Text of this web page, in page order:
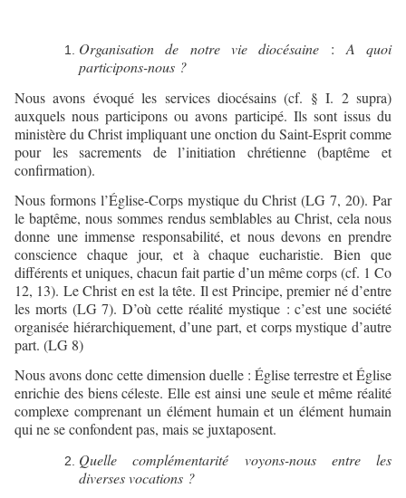
Organisation de notre vie diocésaine : A quoi
participons-nous ?
Nous avons évoqué les services diocésains (cf. § I. 2 supra)
auxquels nous participons ou avons participé. Ils sont issus du
ministère du Christ impliquant une onction du Saint-Esprit comme
pour les sacrements de l’initiation chrétienne (baptême et
confirmation).
Nous formons l’Église-Corps mystique du Christ (LG 7, 20). Par
le baptême, nous sommes rendus semblables au Christ, cela nous
donne une immense responsabilité, et nous devons en prendre
conscience chaque jour, et à chaque eucharistie. Bien que
différents et uniques, chacun fait partie d’un même corps (cf. 1 Co
12, 13). Le Christ en est la tête. Il est Principe, premier né d’entre
les morts (LG 7). D’où cette réalité mystique : c’est une société
organisée hiérarchiquement, d’une part, et corps mystique d’autre
part. (LG 8)
Nous avons donc cette dimension duelle : Église terrestre et Église
enrichie des biens céleste. Elle est ainsi une seule et même réalité
complexe comprenant un élément humain et un élément humain
qui ne se confondent pas, mais se juxtaposent.
Quelle complémentarité voyons-nous entre les
diverses vocations ?